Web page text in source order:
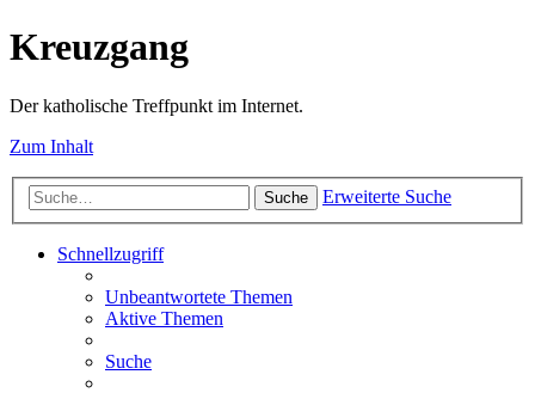
Kreuzgang
Der katholische Treffpunkt im Internet.
Zum Inhalt
Suche Erweiterte Suche
Schnellzugriff
Unbeantwortete Themen
Aktive Themen
Suche